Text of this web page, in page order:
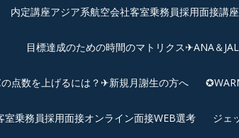
内定講座アジア系航空会社客室乗務員採用面接講
目標達成のための時間のマトリクス✈ANA＆
の点数を上げるには？✈新規月謝生の方へ
室乗務員採用面接オンライン面接WEB選考 ジェ